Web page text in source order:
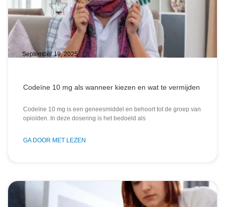
Codeïne 10 mg als wanneer kiezen en wat te vermijden
Codeïne 10 mg is een geneesmiddel en behoort tot de groep van
opioïden. In deze dosering is het bedoeld als
GA DOOR MET LEZEN
September 19, 2025